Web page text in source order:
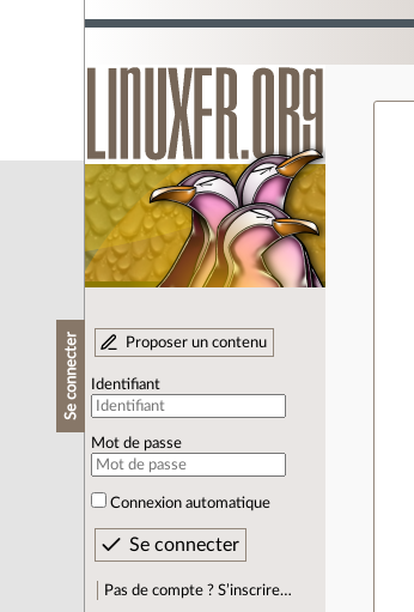
Se connecter Proposer un contenu
Identifiant
Mot de passe
Connexion automatique
Pas de compte ? S’inscrire…